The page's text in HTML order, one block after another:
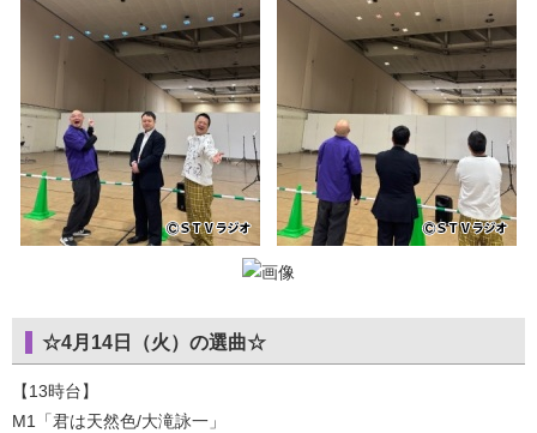
☆4月14日（火）の選曲☆
【13時台】
M1「君は天然色/大滝詠一」